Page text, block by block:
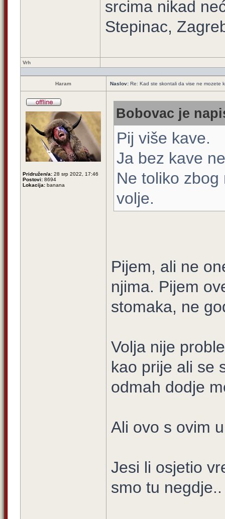
srcima nikad
Stepinac,
Vrh
Haram Naslov: Re: Kad ste skontali da vise ne mozete
Pridružen/a: 28 srp 2022, 17:46
Postovi: 8694
Lokacija: banana
Bobovac je
Pij više kave.
Ja bez kave
Ne toliko
volje.
Pijem, ali ne
njima. Pijem
stomaka, ne
Volja nije
kao prije ali se
odmah dodje
Ali ovo s ovim
Jesi li osjetio
smo tu negdje..